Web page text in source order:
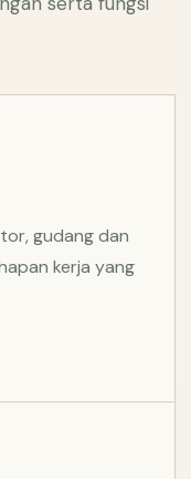
gudang dan
kerja yang